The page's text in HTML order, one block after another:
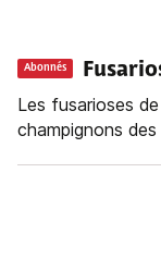
Abonnés
Les fusarioses
champignons des